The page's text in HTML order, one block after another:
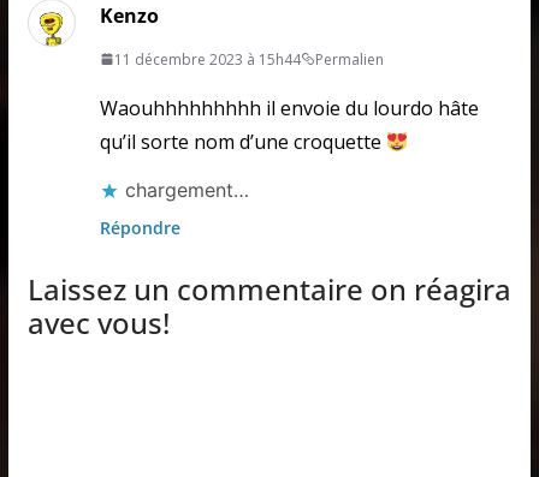
Kenzo
11 décembre 2023 à 15h44 Permalien
Waouhhhhhhhhh il envoie du lourdo hâte
qu’il sorte nom d’une croquette
chargement…
Répondre
Laissez un commentaire on réagira
avec vous!